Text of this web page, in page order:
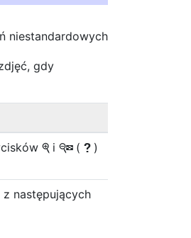
niestandardowych
gdy
X i W ( Q )
następujących